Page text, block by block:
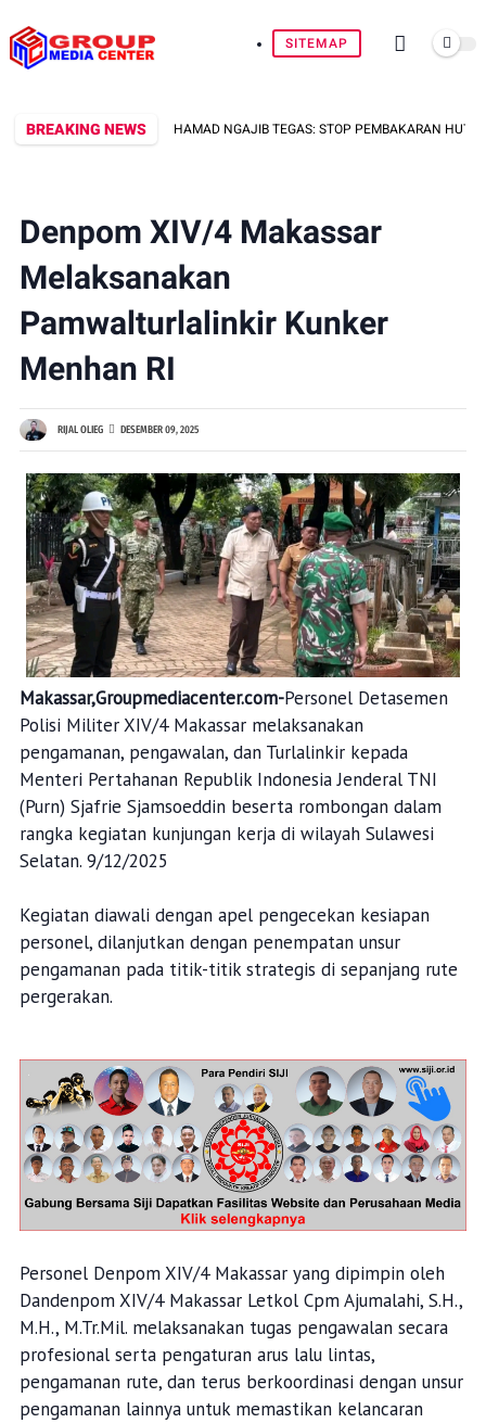
SITEMAP
BREAKING NEWS
POL. DR. MOKHAMAD NGAJIB TEGAS: STOP PEMBAKARAN HUTAN DAN
Denpom XIV/4 Makassar
Melaksanakan
Pamwalturlalinkir Kunker
Menhan RI
RIJAL OLIEG DESEMBER 09, 2025
Makassar,Groupmediacenter.com-Personel Detasemen
Polisi Militer XIV/4 Makassar melaksanakan
pengamanan, pengawalan, dan Turlalinkir kepada
Menteri Pertahanan Republik Indonesia Jenderal TNI
(Purn) Sjafrie Sjamsoeddin beserta rombongan dalam
rangka kegiatan kunjungan kerja di wilayah Sulawesi
Selatan. 9/12/2025
Kegiatan diawali dengan apel pengecekan kesiapan
personel, dilanjutkan dengan penempatan unsur
pengamanan pada titik-titik strategis di sepanjang rute
pergerakan.
Personel Denpom XIV/4 Makassar yang dipimpin oleh
Dandenpom XIV/4 Makassar Letkol Cpm Ajumalahi, S.H.,
M.H., M.Tr.Mil. melaksanakan tugas pengawalan secara
profesional serta pengaturan arus lalu lintas,
pengamanan rute, dan terus berkoordinasi dengan unsur
pengamanan lainnya untuk memastikan kelancaran